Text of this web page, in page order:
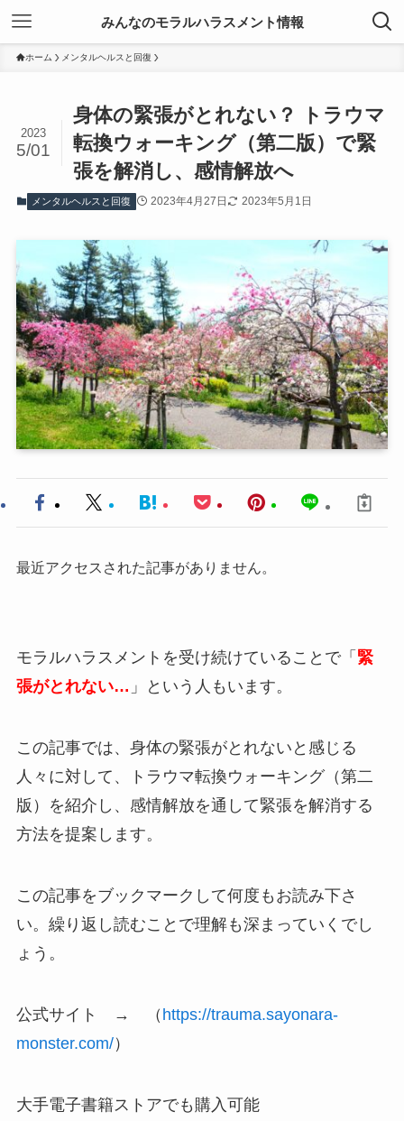
みんなのモラルハラスメント情報
ホーム メンタルヘルスと回復
身体の緊張がとれない？ トラウマ
転換ウォーキング（第二版）で緊
張を解消し、感情解放へ
2023
5/01
メンタルヘルスと回復 2023年4月27日 2023年5月1日
最近アクセスされた記事がありません。
モラルハラスメントを受け続けていることで「 緊
張がとれない… 」という人もいます。
この記事では、身体の緊張がとれないと感じる
人々に対して、トラウマ転換ウォーキング（第二
版）を紹介し、感情解放を通して緊張を解消する
方法を提案します。
この記事をブックマークして何度もお読み下さ
い。繰り返し読むことで理解も深まっていくでし
ょう。
公式サイト → （ https://trauma.sayonara-
monster.com/）
大手電子書籍ストアでも購入可能